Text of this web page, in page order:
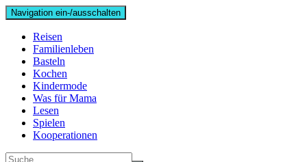
Navigation ein-/ausschalten
Reisen
Familienleben
Basteln
Kochen
Kindermode
Was für Mama
Lesen
Spielen
Kooperationen